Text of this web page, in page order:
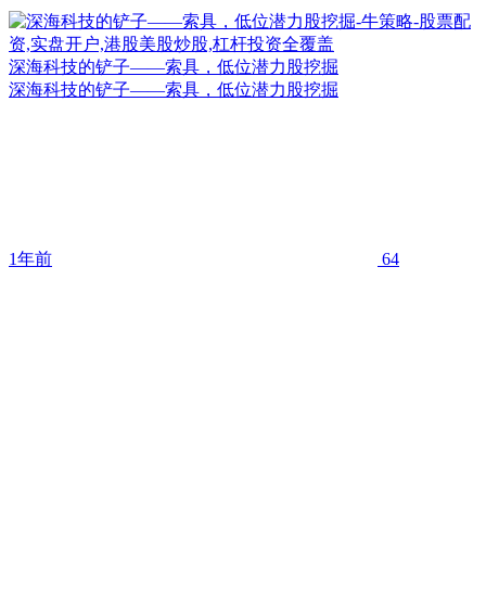
深海科技的铲子——索具，低位潜力股挖掘
深海科技的铲子——索具，低位潜力股挖掘
1年前 64